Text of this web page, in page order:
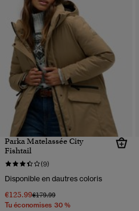
Parka Matelassée City
Fishtail
(9)
Disponible en dautres coloris
€125.99Prix réduit de
€179.99à
Tu économises 30 %